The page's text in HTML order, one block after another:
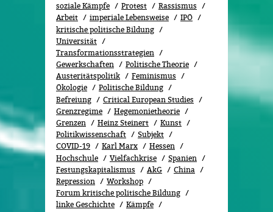
soziale Kämpfe
Protest
Rassismus
Arbeit
imperiale Lebensweise
IPÖ
kritische politische Bildung
Universität
Transformationsstrategien
Gewerkschaften
Politische Theorie
Austeritätspolitik
Feminismus
Ökolo­gie
Politische Bildung
Befreiung
Critical European Studies
Grenzregime
Hegemonietheorie
Grenzen
Heinz Steinert
Kunst
Politikwissenschaft
Subjekt
COVID-19
Karl Marx
Hessen
Hochschule
Vielfachkrise
Spanien
Festungskapitalismus
AkG
China
Repression
Workshop
Forum kritische politische Bildung
linke Geschichte
Kämpfe